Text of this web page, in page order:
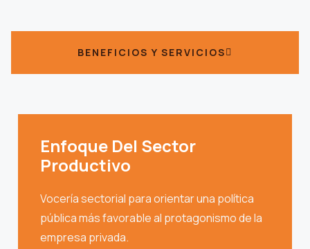
BENEFICIOS Y SERVICIOS
Enfoque Del Sector
Productivo
Vocería sectorial para orientar una política
pública más favorable al protagonismo de la
empresa privada.